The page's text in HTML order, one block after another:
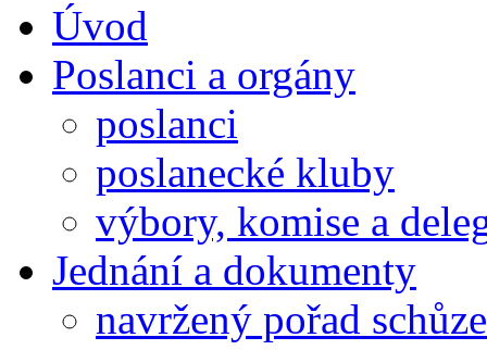
Úvod
Poslanci a orgány
poslanci
poslanecké kluby
výbory, komise a
Jednání a dokumenty
navržený pořad schůze